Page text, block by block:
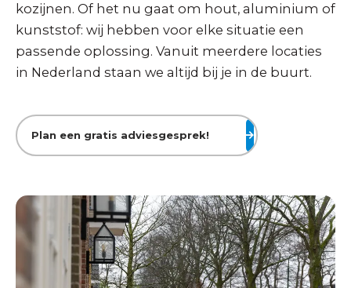
kozijnen. Of het nu gaat om hout, aluminium of
kunststof: wij hebben voor elke situatie een
passende oplossing. Vanuit meerdere locaties
in Nederland staan we altijd bij je in de buurt.
Plan een gratis adviesgesprek!